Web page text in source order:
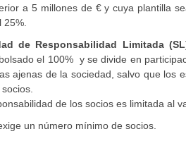
a 5 millones de € y cuya plantilla
25%.
de Responsabilidad Limitada
el 100% y se divide en
ajenas de la sociedad, salvo que los
de los socios es limitada al
un número mínimo de socios.